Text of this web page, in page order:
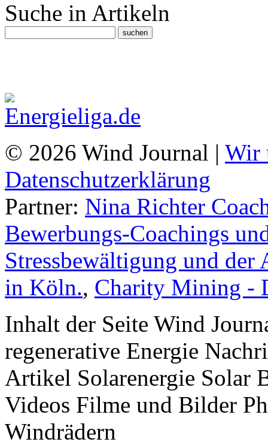
Suche in Artikeln
© 2026 Wind Journal | Wir
Datenschutzerklärung
Partner: Nina Richter
Bewerbungs-Coachings
Stressbewältigung und
in Köln., Charity Mining -
Inhalt der Seite Wind
regenerative Energie
Artikel Solarenergie Solar
Videos Filme und Bilder
Windrädern